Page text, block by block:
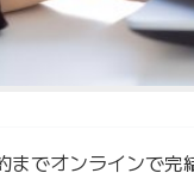
までオンラインで